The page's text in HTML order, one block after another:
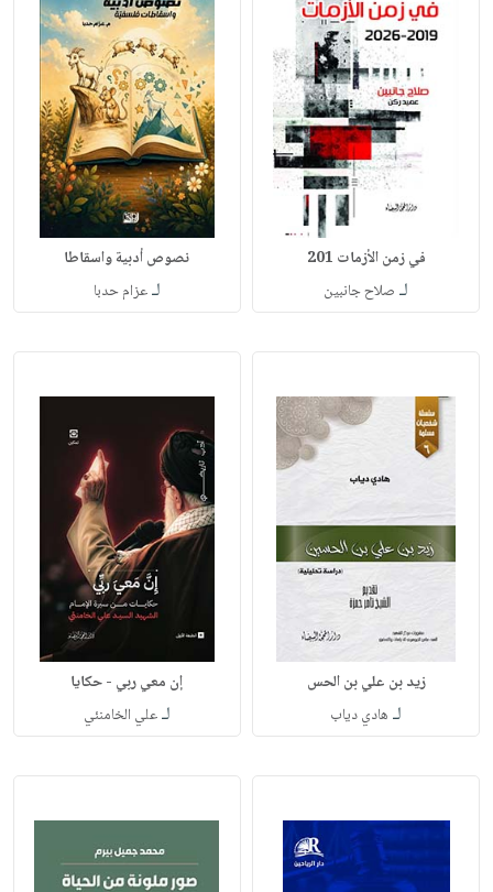
في زمن الأزمات 201
لـ صلاح جانبين
نصوص أدبية واسقاطا
لـعزام حدبا
زيد بن علي بن الحس
لـ هادي دياب
إن معي ربي - حكايا
لـعلي الخامنئي